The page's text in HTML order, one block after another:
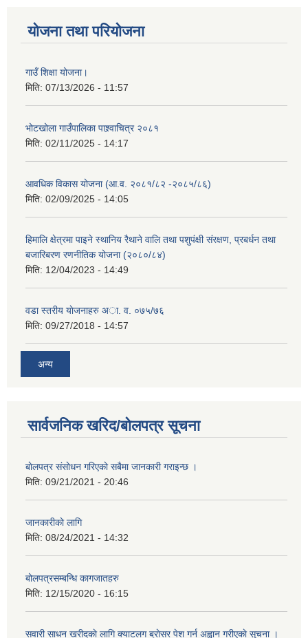
योजना तथा परियोजना
गाउँ शिक्षा योजना।
मिति: 07/13/2026 - 11:57
भोटखोला गाउँपालिका पाश्र्वाचित्र २०८१
मिति: 02/11/2025 - 14:17
आवधिक विकास योजना (आ.व. २०८१/८२ -२०८५/८६)
मिति: 02/09/2025 - 14:05
हिमालि क्षेत्रमा पाइने स्थानिय रैथाने वालि तथा पशुपंक्षी संरक्षण, प्रबर्धन तथा
बजारिबरण रणनीतिक योजना (२०८०/८४)
मिति: 12/04/2023 - 14:49
वडा स्तरीय याेजनाहरु अा. व. ०७५/७६
मिति: 09/27/2018 - 14:57
अन्य
सार्वजनिक खरिद/बोलपत्र सूचना
बाेलपत्र संसाेधन गरिएकाे सबैमा जानकारी गराइन्छ ।
मिति: 09/21/2021 - 20:46
जानकारीकाे लागि
मिति: 08/24/2021 - 14:32
बोलपत्रसम्बन्धि कागजातहरु
मिति: 12/15/2020 - 16:15
सवारी साधन खरीदकाे लागि क्याटलग ब्राेसर पेश गर्न अह्वान गरीएकाे सुचना ।